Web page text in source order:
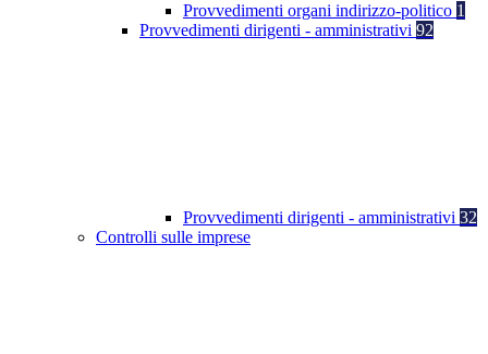
Provvedimenti organi indirizzo-politico 1
Provvedimenti dirigenti - amministrativi 92
Provvedimenti dirigenti - amministrativi 32
Controlli sulle imprese